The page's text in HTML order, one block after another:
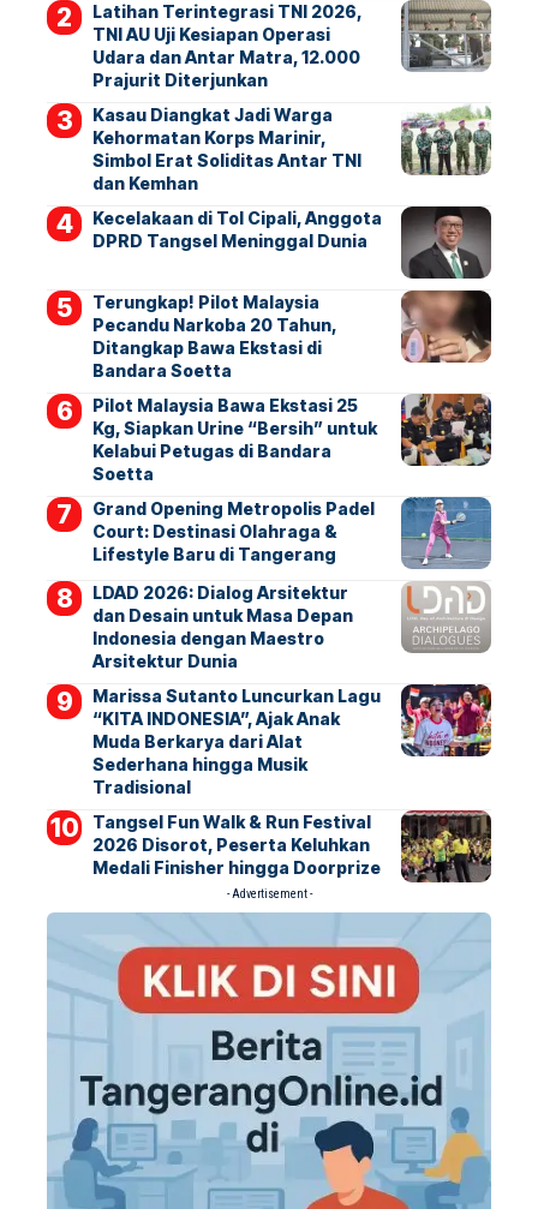
Latihan Terintegrasi TNI 2026,
TNI AU Uji Kesiapan Operasi
Udara dan Antar Matra, 12.000
Prajurit Diterjunkan
Kasau Diangkat Jadi Warga
Kehormatan Korps Marinir,
Simbol Erat Soliditas Antar TNI
dan Kemhan
Kecelakaan di Tol Cipali, Anggota
DPRD Tangsel Meninggal Dunia
Terungkap! Pilot Malaysia
Pecandu Narkoba 20 Tahun,
Ditangkap Bawa Ekstasi di
Bandara Soetta
Pilot Malaysia Bawa Ekstasi 25
Kg, Siapkan Urine “Bersih” untuk
Kelabui Petugas di Bandara
Soetta
Grand Opening Metropolis Padel
Court: Destinasi Olahraga &
Lifestyle Baru di Tangerang
LDAD 2026: Dialog Arsitektur
dan Desain untuk Masa Depan
Indonesia dengan Maestro
Arsitektur Dunia
Marissa Sutanto Luncurkan Lagu
“KITA INDONESIA”, Ajak Anak
Muda Berkarya dari Alat
Sederhana hingga Musik
Tradisional
Tangsel Fun Walk & Run Festival
2026 Disorot, Peserta Keluhkan
Medali Finisher hingga Doorprize
- Advertisement -